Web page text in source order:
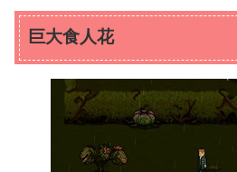
巨大食人花